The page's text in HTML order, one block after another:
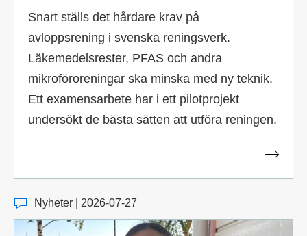
Snart ställs det hårdare krav på
avloppsrening i svenska reningsverk.
Läkemedelsrester, PFAS och andra
mikroföroreningar ska minska med ny teknik.
Ett examensarbete har i ett pilotprojekt
undersökt de bästa sätten att utföra reningen.
Nyheter | 2026-07-27